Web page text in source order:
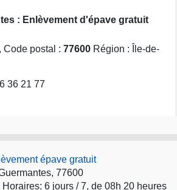
: Enlèvement d'épave gratuit
, Code postal : 77600 Région : Île-de-
36 21 77
épave gratuit
77600
6 jours / 7, de 08h 20 heures